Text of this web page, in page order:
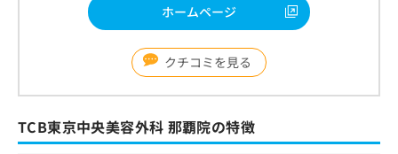
ホームページ
クチコミを見る
TCB東京中央美容外科 那覇院の特徴